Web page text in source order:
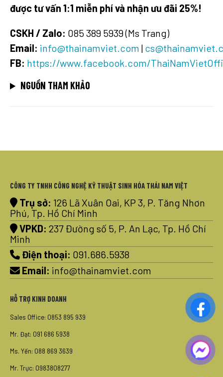
được tư vấn 1:1 miễn phí và nhận ưu đãi 25%!
CSKH / Zalo: 085 389 5939 (Ms Trang)
Email: info@thainamviet.com |
FB: https://www.facebook.com/
NGUỒN THAM KHẢO
CÔNG TY TNHH CÔNG NGHỆ KỸ THUẬT SINH HÓA THÁI NAM VIỆT
Trụ sở: 126 Lã Xuân Oai, KP 3, P. Tăng Nhơn
Phú, Tp. Hồ Chí Minh
VPKD: 237 Đường số 5, P. An Lạc, Tp. Hồ Chí
Minh
Điện thoại: 091.686.5938
Email: info@thainamviet.com
HỖ TRỢ KINH DOANH
Sales Office: 0853 895 939
Mr. Đạt: 091 686 5938
Ms. Yến: 088 869 3639
Mr. Trực: 0983808277